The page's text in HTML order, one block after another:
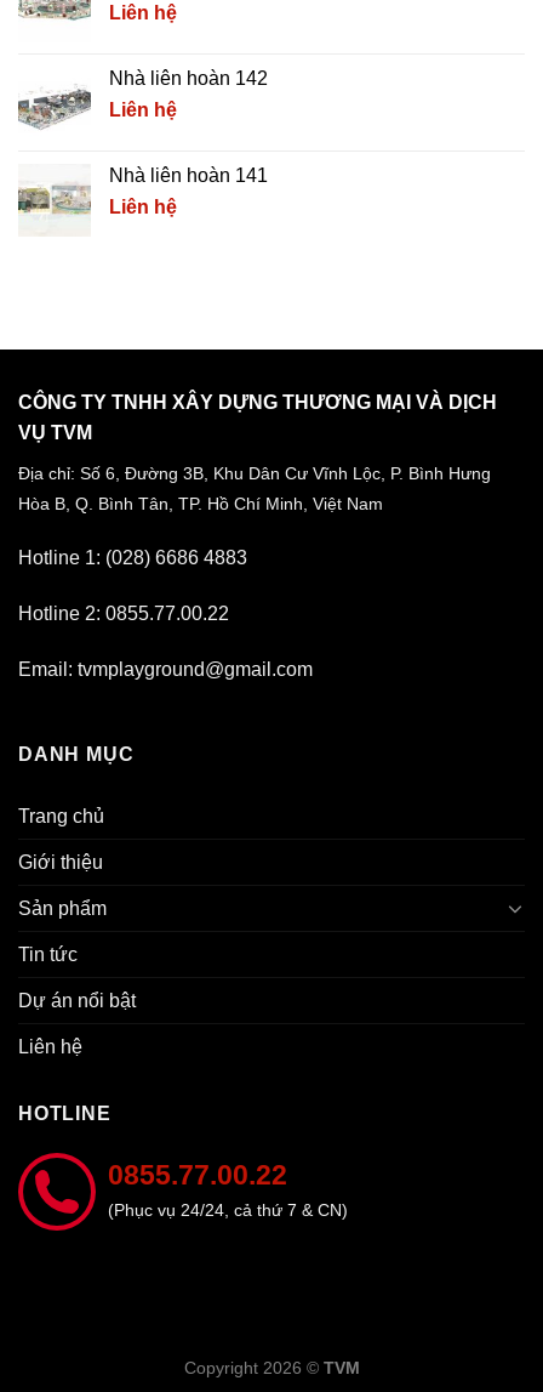
Liên hệ
Nhà liên hoàn 142
Liên hệ
Nhà liên hoàn 141
Liên hệ
CÔNG TY TNHH XÂY DỰNG THƯƠNG MẠI VÀ DỊCH
VỤ TVM
Địa chỉ: Số 6, Đường 3B, Khu Dân Cư Vĩnh Lộc, P. Bình Hưng
Hòa B, Q. Bình Tân, TP. Hồ Chí Minh, Việt Nam
Hotline 1: (028) 6686 4883
Hotline 2: 0855.77.00.22
Email: tvmplayground@gmail.com
DANH MỤC
Trang chủ
Giới thiệu
Sản phẩm
Tin tức
Dự án nổi bật
Liên hệ
HOTLINE
0855.77.00.22
(Phục vụ 24/24, cả thứ 7 & CN)
Copyright 2026 © TVM